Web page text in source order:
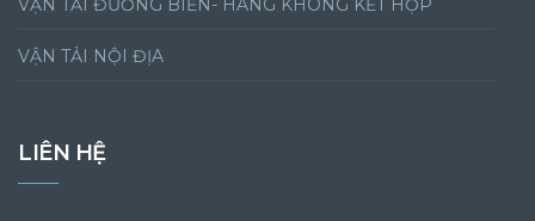
VẬN TẢI ĐƯỜNG BIỂN- HÀNG KHÔNG KẾT HỢP
VẬN TẢI NỘI ĐỊA
LIÊN HỆ